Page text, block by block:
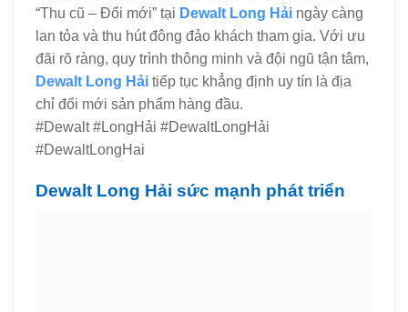
“Thu cũ – Đổi mới” tại Dewalt Long Hải ngày càng
lan tỏa và thu hút đông đảo khách tham gia. Với ưu
đãi rõ ràng, quy trình thông minh và đội ngũ tận tâm,
Dewalt Long Hải tiếp tục khẳng định uy tín là địa
chỉ đổi mới sản phẩm hàng đầu.
#Dewalt #LongHải #DewaltLongHải
#DewaltLongHai
Dewalt Long Hải sức mạnh phát triển